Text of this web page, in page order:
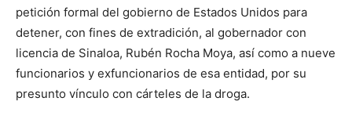
petición formal del gobierno de Estados Unidos para
detener, con fines de extradición, al gobernador con
licencia de Sinaloa, Rubén Rocha Moya, así como a nueve
funcionarios y exfuncionarios de esa entidad, por su
presunto vínculo con cárteles de la droga.